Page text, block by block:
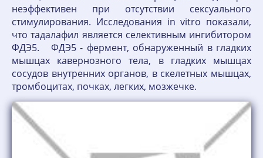
неэффективен при отсутствии сексуального
стимулирования. Исследования in vitro показали,
что тадалафил является селективным ингибитором
ФДЭ5. ФДЭ5 - фермент, обнаруженный в гладких
мышцах кавернозного тела, в гладких мышцах
сосудов внутренних органов, в скелетных мышцах,
тромбоцитах, почках, легких, мозжечке.